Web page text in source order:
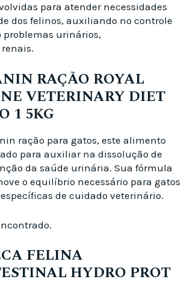
para atender necessidades
dos felinos, auxiliando no controle
problemas urinários,
RAÇÃO ROYAL
VETERINARY DIET
1 5KG
ração para gatos, este alimento
para auxiliar na dissolução de
da saúde urinária. Sua fórmula
o equilíbrio necessário para gatos
de cuidado veterinário.
FELINA
HYDRO PROT